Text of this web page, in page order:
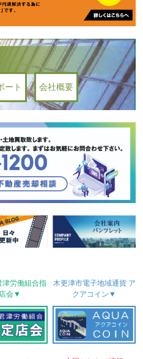
ート 会社概要
津労働組合指
会▼
木更津市電子地域通貨ア
クアコイン▼